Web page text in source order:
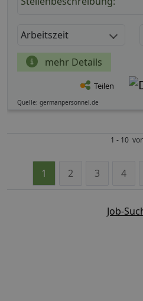
Arbeitszeit
mehr Details
Teilen
Quelle: germanpersonnel.de
1 - 10
1 2 3 4
Job-